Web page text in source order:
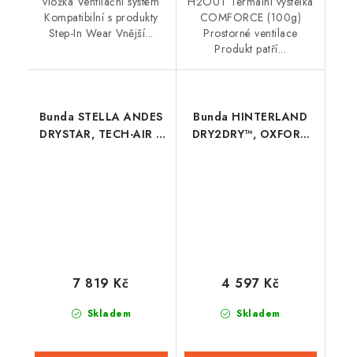
Kompatibilní s produkty
Step-In Wear Vnější...
COMFORCE (100g)
Prostorné ventilace
Produkt patří...
Bunda STELLA ANDES
DRYSTAR, TECH-AIR 5
Skladem
7 819 Kč
Bunda HINTERLAND
DRY2DRY™, OXFORD
Skladem
4 597 Kč